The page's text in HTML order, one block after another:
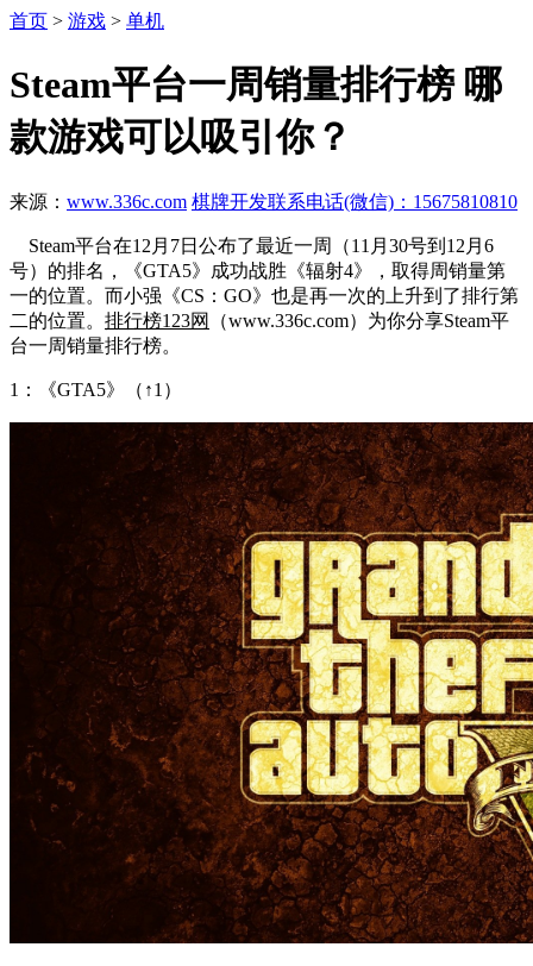
首页 > 游戏 > 单机
Steam平台一周销量排行榜 哪
款游戏可以吸引你？
来源： www.336c.com 棋牌开发联系电话(微信)：15675810810
Steam平台在12月7日公布了最近一周（11月30号到12月6
号）的排名，《GTA5》成功战胜《辐射4》，取得周销量第
一的位置。而小强《CS：GO》也是再一次的上升到了排行第
二的位置。 排行榜123网
（www.336c.com）为你分享Steam平
台一周销量排行榜。
1：《GTA5》（↑1）